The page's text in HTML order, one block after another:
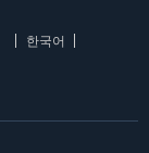
한국어